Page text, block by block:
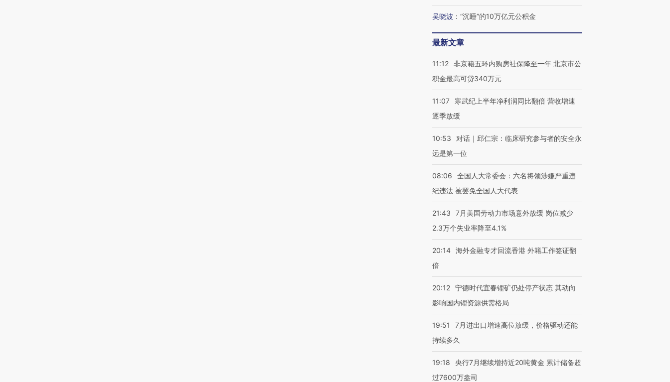
吴晓波 ： “沉睡”的10万亿元公积金
最新文章
11:12 非京籍五环内购房社保降至一年 北京市公
积金最高可贷340万元
11:07
寒武纪上半年净利润同比翻倍 营收增速
逐季放缓
10:53
对话｜邱仁宗：临床研究参与者的安全永
远是第一位
08:06
全国人大常委会：六名将领涉嫌严重违
纪违法 被罢免全国人大代表
21:43
7月美国劳动力市场意外放缓 岗位减少
2.3万个失业率降至4.1%
20:14 海外金融专才回流香港 外籍工作签证翻
倍
20:12 宁德时代宜春锂矿仍处停产状态 其动向
影响国内锂资源供需格局
19:51
7月进出口增速高位放缓，价格驱动还能
持续多久
19:18
央行7月继续增持近20吨黄金 累计储备超
过7600万盎司